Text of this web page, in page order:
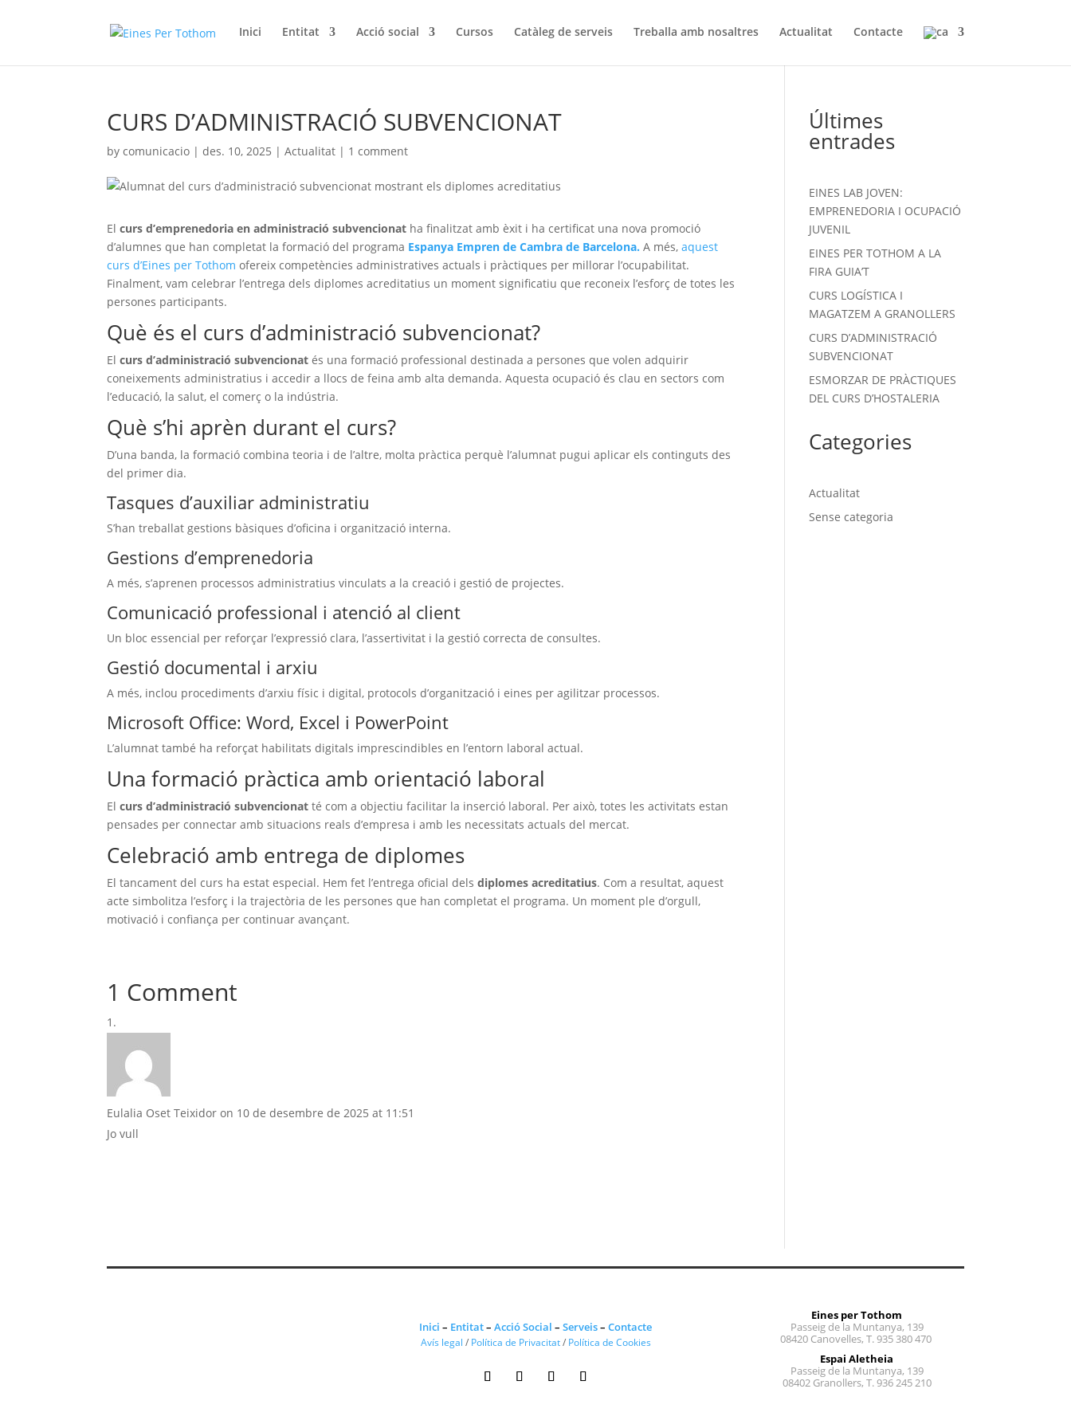
Inici Entitat Acció social Cursos Catàleg de serveis Treballa amb nosaltres Actualitat Contacte
CURS D’ADMINISTRACIÓ SUBVENCIONAT
bycomunicacio |des. 10, 2025 |Actualitat | 1 comment
Elcurs d’emprenedoria en administració subvencionat ha finalitzat amb èxit i ha certificat una nova promoció
d’alumnes que han completat la formació del programa Espanya Empren de Cambra de Barcelona. A més,aquest
curs d’Eines per Tothomofereix competències administratives actuals i pràctiques per millorar l’ocupabilitat.
Finalment, vam celebrar l’entrega dels diplomes acreditatius un moment significatiu que reconeix l’esforç de totes les
persones participants.
Què és el curs d’administració subvencionat?
Elcurs d’administració subvencionat és una formació professional destinada a persones que volen adquirir
coneixements administratius i accedir a llocs de feina amb alta demanda. Aquesta ocupació és clau en sectors com
l’educació, la salut, el comerç o la indústria.
Què s’hi aprèn durant el curs?
D’una banda, la formació combina teoria i de l’altre, molta pràctica perquè l’alumnat pugui aplicar els continguts des
del primer dia.
Tasques d’auxiliar administratiu
S’han treballat gestions bàsiques d’oficina i organització interna.
Gestions d’emprenedoria
A més, s’aprenen processos administratius vinculats a la creació i gestió de projectes.
Comunicació professional i atenció al client
Un bloc essencial per reforçar l’expressió clara, l’assertivitat i la gestió correcta de consultes.
Gestió documental i arxiu
A més, inclou procediments d’arxiu físic i digital, protocols d’organització i eines per agilitzar processos.
Microsoft Office: Word, Excel i PowerPoint
L’alumnat també ha reforçat habilitats digitals imprescindibles en l’entorn laboral actual.
Una formació pràctica amb orientació laboral
Elcurs d’administració subvencionat té com a objectiu facilitar la inserció laboral. Per això, totes les activitats estan
pensades per connectar amb situacions reals d’empresa i amb les necessitats actuals del mercat.
Celebració amb entrega de diplomes
El tancament del curs ha estat especial. Hem fet l’entrega oficial delsdiplomes acreditatius. Com a resultat, aquest
acte simbolitza l’esforç i la trajectòria de les persones que han completat el programa. Un moment ple d’orgull,
motivació i confiança per continuar avançant.
1 Comment
Eulalia Oset Teixidor on 10 de desembre de 2025 at 11:51
Jo vull
Últimes
entrades
EINES LAB JOVEN:
EMPRENEDORIA I OCUPACIÓ
JUVENIL
EINES PER TOTHOM A LA
FIRA GUIA’T
CURS LOGÍSTICA I
MAGATZEM A GRANOLLERS
CURS D’ADMINISTRACIÓ
SUBVENCIONAT
ESMORZAR DE PRÀCTIQUES
DEL CURS D’HOSTALERIA
Categories
Actualitat
Sense categoria
Inici – Entitat– Acció Social – Serveis– Contacte
Avís legal / Política de Privacitat/ Política de Cookies
Eines per Tothom
Passeig de la Muntanya, 139
08420 Canovelles, T. 935 380 470
Espai Aletheia
Passeig de la Muntanya, 139
08402 Granollers, T. 936 245 210